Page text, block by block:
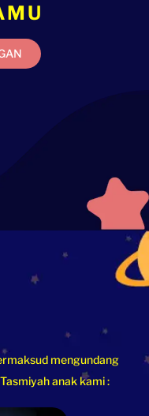
mengundang
anak kami :